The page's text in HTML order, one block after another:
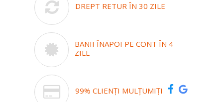
DREPT RETUR ÎN 30 ZILE
BANII ÎNAPOI PE CONT ÎN 4
ZILE
99% CLIENȚI MULȚUMIȚI